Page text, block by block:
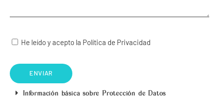
He leído y acepto la Política de Privacidad
ENVIAR
Información básica sobre Protección de Datos